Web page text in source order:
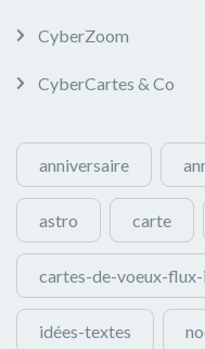
CyberZoom
CyberCartes & Co
anniversaire
astro carte
cartes-de-voeux-
idées-textes